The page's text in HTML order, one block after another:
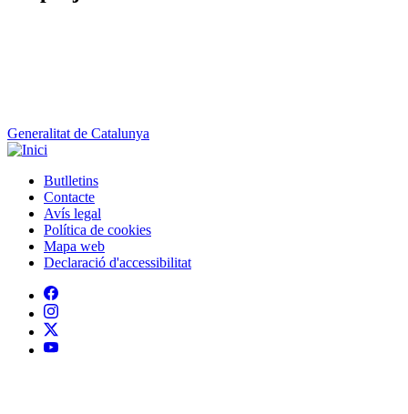
Generalitat de Catalunya
Peu
Butlletins
Contacte
Avís legal
Política de cookies
Mapa web
Declaració d'accessibilitat